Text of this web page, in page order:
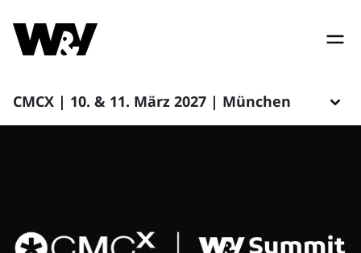
CMCX | 10. & 11. März 2027 | München